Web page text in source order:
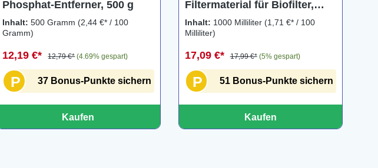
Phosphat-Entferner, 500 g
Inhalt:500 Gramm (2,44 €* / 100
Gramm)
12,19 €* 12,79 €* (4.69% gespart)
P 37 Bonus-Punkte sichern
Kaufen
Filtermaterial für Biofilter,
1000 ml
Inhalt: 1000 Milliliter (1,71 €* / 100
Milliliter)
17,09 €* 17,99 €* (5% gespart)
P 51 Bonus-Punkte sichern
Kaufen